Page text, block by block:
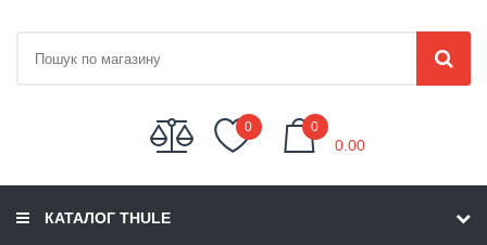
0 0
0.00
КАТАЛОГ THULE